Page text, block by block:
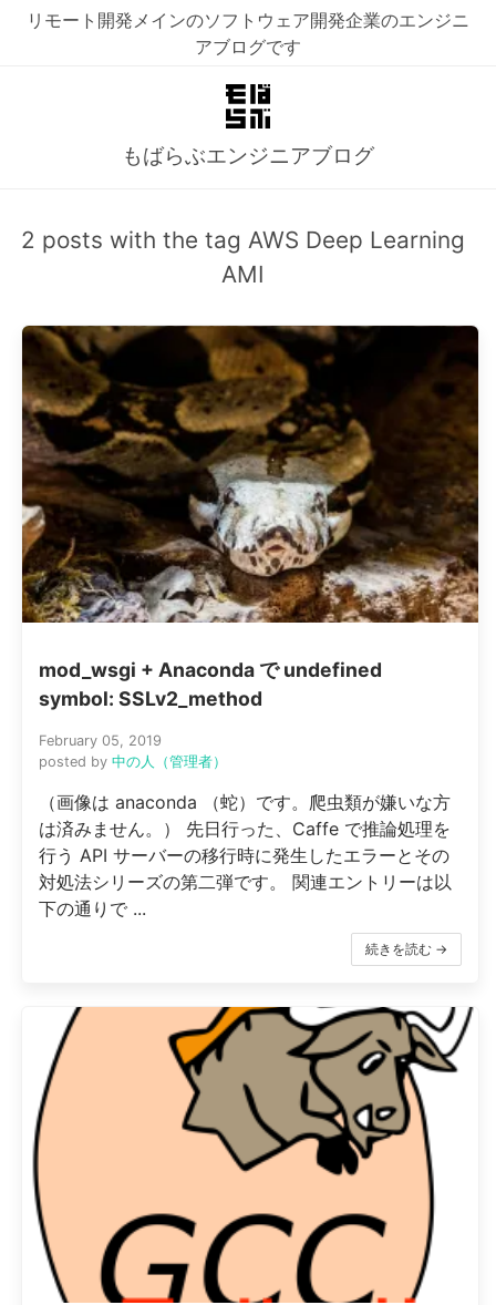
リモート開発メインのソフトウェア開発企業のエンジニ
アブログです
もばらぶエンジニアブログ
2 posts with the tag AWS Deep Learning
AMI
mod_wsgi + Anaconda で undefined
symbol: SSLv2_method
February 05, 2019
posted by 中の人（管理者）
（画像は anaconda （蛇）です。爬虫類が嫌いな方
は済みません。） 先日行った、Caffe で推論処理を
行う API サーバーの移行時に発生したエラーとその
対処法シリーズの第二弾です。 関連エントリーは以
下の通りで ...
続きを読む →